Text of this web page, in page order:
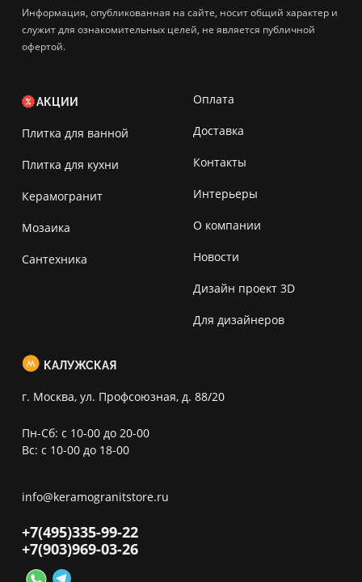
Информация, опубликованная на сайте, носит общий характер и
служит для ознакомительных целей, не является публичной
офертой.
АКЦИИ
Плитка для ванной
Плитка для кухни
Керамогранит
Мозаика
Сантехника
Оплата
Доставка
Контакты
Интерьеры
О компании
Новости
Дизайн проект 3D
Для дизайнеров
КАЛУЖСКАЯ
г. Москва, ул. Профсоюзная, д. 88/20
Пн-Сб: с 10-00 до 20-00
Вс: с 10-00 до 18-00
info@keramogranitstore.ru
+7(495)335-99-22
+7(903)969-03-26